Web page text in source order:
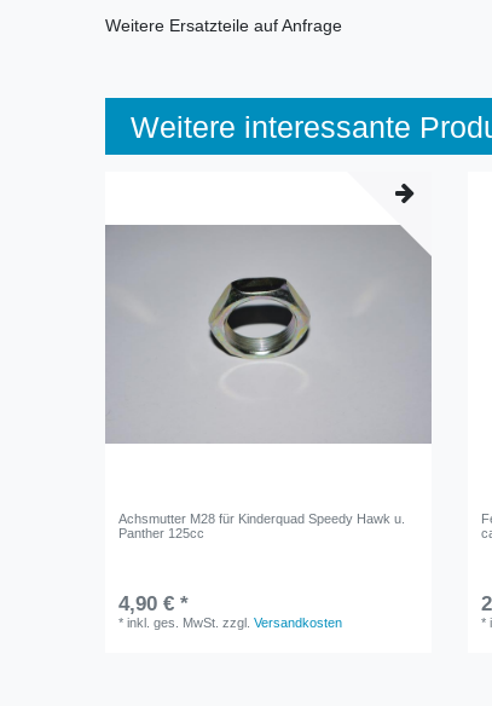
Weitere Ersatzteile auf Anfrage
Weitere interessante
Achsmutter M28 für Kinderquad Speedy Hawk u.
Panther 125cc
4,90 € *
*inkl. ges. MwSt. zzgl.Versandkosten *